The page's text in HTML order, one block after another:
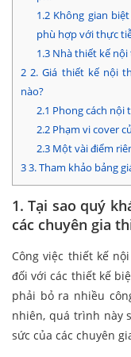
1.2Không gian
phù hợp với thực
1.3Nhà thiết kế nội
2 2. Giá thiết kế nội
nào?
2.1 Phong cách nội
2.2Phạm vi cover
2.3Một vài điểm
33. Tham khảo bảng
1. Tại sao quý
các chuyên gia
Công việc thiết kế
đối với các thiết kế
phải bỏ ra nhiều
nhiên, quá trình này
sức của các chuyên